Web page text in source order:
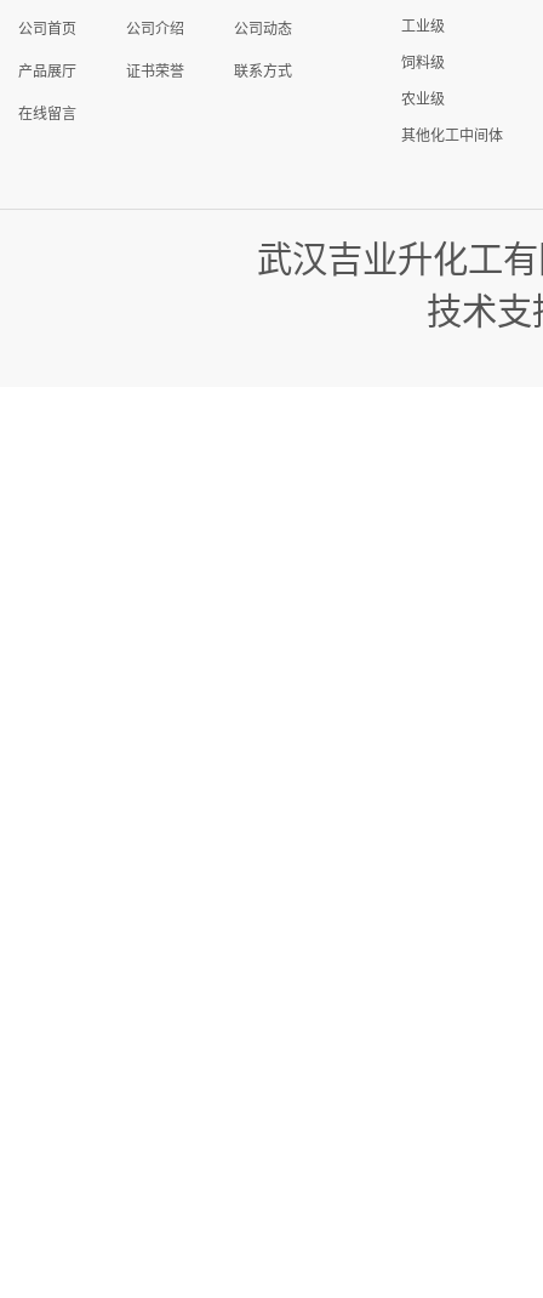
公司首页 公司介绍 公司动态
产品展厅 证书荣誉 联系方式
在线留言
工业级
饲料级
农业级
其他化工中间体
武汉吉业升化工
技术